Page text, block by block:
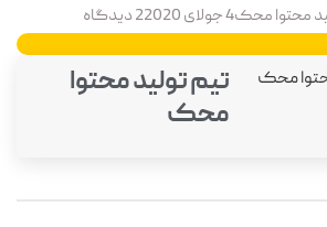
محتوا محک4 جولای 2020 2 دیدگاه
تیم تولید محتوا
محک